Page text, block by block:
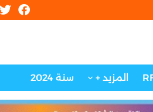
المزيد + سنة 2024